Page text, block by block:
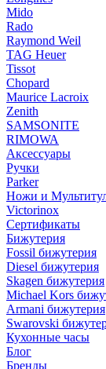
Mido
Rado
Raymond Weil
TAG Heuer
Tissot
Chopard
Maurice Lacroix
Zenith
SAMSONITE
RIMOWA
Аксессуары
Ручки
Parker
Ножи и
Victorinox
Сертификаты
Бижутерия
Fossil бижутерия
Diesel бижутерия
Skagen бижутерия
Michael Kors
Armani бижутерия
Swarovski
Кухонные часы
Блог
Бренды